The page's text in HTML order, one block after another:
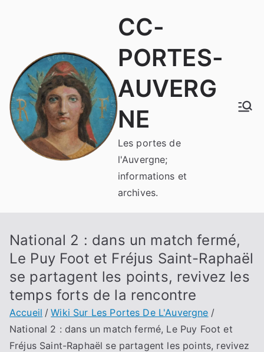
CC-
PORTES-
AUVERG
NE
Les portes de
l'Auvergne;
informations et
archives.
National 2 : dans un match fermé,
Le Puy Foot et Fréjus Saint-Raphaël
se partagent les points, revivez les
temps forts de la rencontre
Accueil
Wiki Sur Les Portes De L'Auvergne
National 2 : dans un match fermé, Le Puy Foot et
Fréjus Saint-Raphaël se partagent les points, revivez